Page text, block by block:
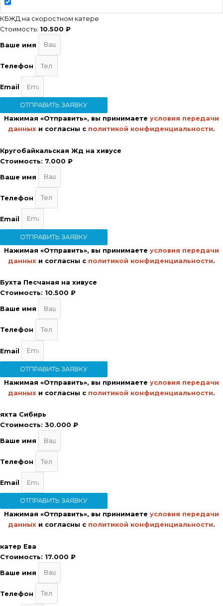
КБЖД на скоростном катере
Стоимость: 10.500 ₽
Ваше имя
Телефон
Email
ОТПРАВИТЬ ЗАЯВКУ
Нажимая «Отправить», вы принимаете условия передачи
данных и согласны с политикой конфиденциальности.
Кругобайкальская Жд на хивусе
Стоимость: 7.000 ₽
Ваше имя
Телефон
Email
ОТПРАВИТЬ ЗАЯВКУ
Нажимая «Отправить», вы принимаете условия передачи
данных и согласны с политикой конфиденциальности.
Бухта Песчаная на хивусе
Стоимость: 10.500 ₽
Ваше имя
Телефон
Email
ОТПРАВИТЬ ЗАЯВКУ
Нажимая «Отправить», вы принимаете условия передачи
данных и согласны с политикой конфиденциальности.
яхта Сибирь
Стоимость: 30.000 ₽
Ваше имя
Телефон
Email
ОТПРАВИТЬ ЗАЯВКУ
Нажимая «Отправить», вы принимаете условия передачи
данных и согласны с политикой конфиденциальности.
катер Ева
Стоимость: 17.000 ₽
Ваше имя
Телефон